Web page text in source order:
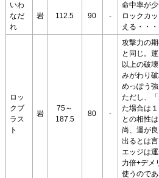
いわ
なだ
れ
岩 112.5 90 -
命中率が
ロックカ
える・・・
ロッ
クブ
ラス
ト
岩
75～
187.5
80 -
攻撃力の
と同じ。
以上の破
みがわり
めっぽう強
ただし、
た場合は
との相性
尚、運が
出るとは言
エッジは
力倍+デメ
使うので